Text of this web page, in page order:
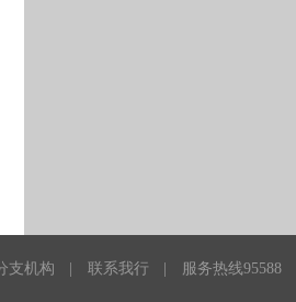
支机构 联系我行 服务热线95588